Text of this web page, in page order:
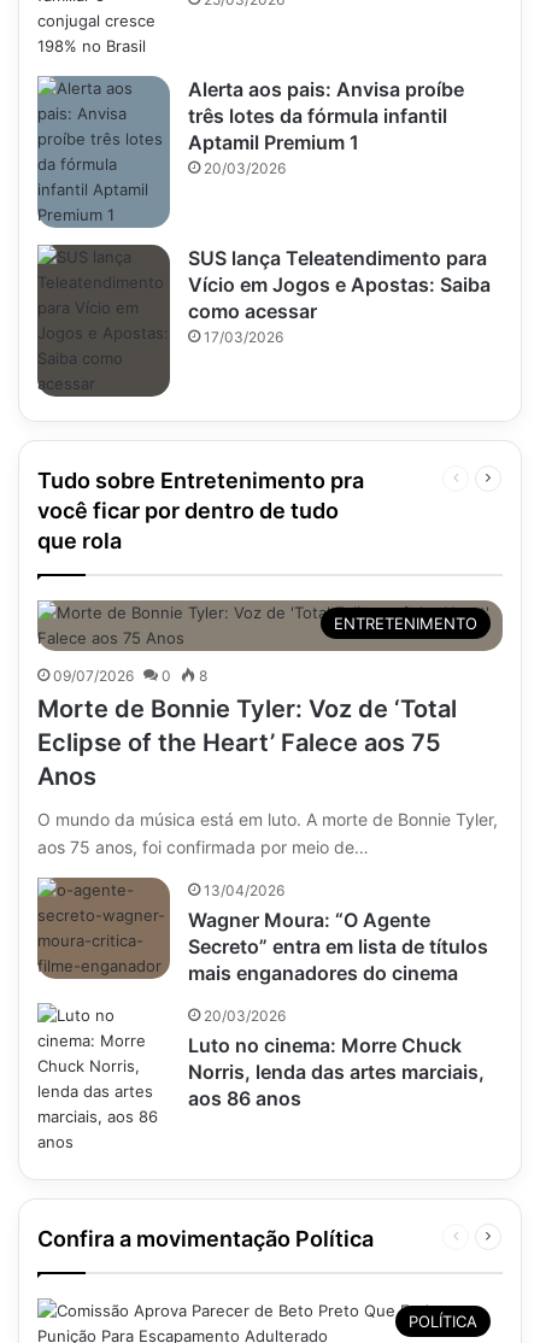
Alerta aos pais: Anvisa proíbe
três lotes da fórmula infantil
Aptamil Premium 1
20/03/2026
SUS lança Teleatendimento para
Vício em Jogos e Apostas: Saiba
como acessar
17/03/2026
Tudo sobre Entretenimento pra
você ficar por dentro de tudo
que rola
Página
ENTRETENIMENTO
09/07/2026 0 8
Morte de Bonnie Tyler: Voz de ‘Total
Eclipse of the Heart’ Falece aos 75
Anos
O mundo da música está em luto. A morte de Bonnie Tyler,
aos 75 anos, foi confirmada por meio de…
13/04/2026
Wagner Moura: “O Agente
Secreto” entra em lista de títulos
mais enganadores do cinema
20/03/2026
Luto no cinema: Morre Chuck
Norris, lenda das artes marciais,
aos 86 anos
Confira a movimentação Política
Página
POLÍTICA